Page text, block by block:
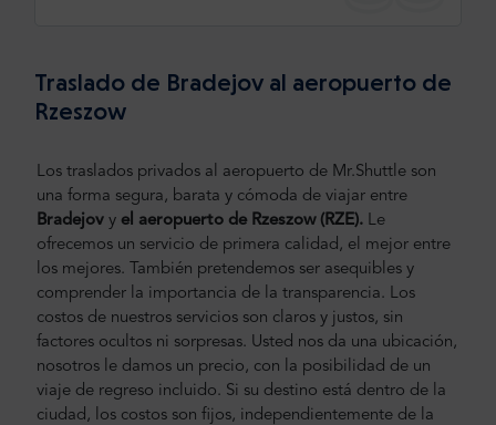
Traslado de Bradejov al aeropuerto de
Rzeszow
Los traslados privados al aeropuerto de Mr.Shuttle son
una forma segura, barata y cómoda de viajar entre
Bradejov y el aeropuerto de Rzeszow (RZE). Le
ofrecemos un servicio de primera calidad, el mejor entre
los mejores. También pretendemos ser asequibles y
comprender la importancia de la transparencia. Los
costos de nuestros servicios son claros y justos, sin
factores ocultos ni sorpresas. Usted nos da una ubicación,
nosotros le damos un precio, con la posibilidad de un
viaje de regreso incluido. Si su destino está dentro de la
ciudad, los costos son fijos, independientemente de la